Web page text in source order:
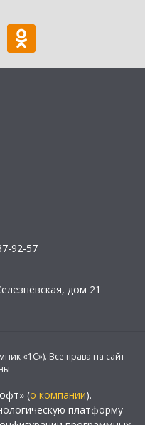
92-57
дом 21
«1С»). Все права на сайт
(о компании).
платформу